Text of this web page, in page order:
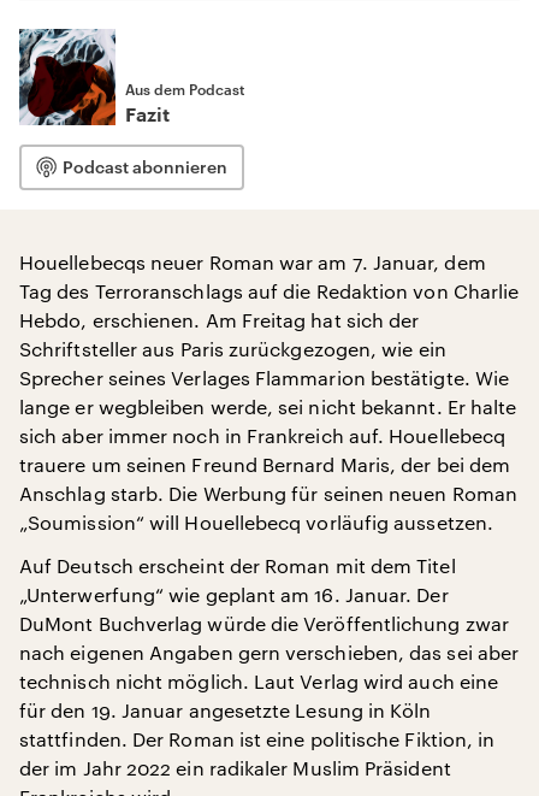
Aus dem Podcast
Fazit
Podcast abonnieren
Houellebecqs neuer Roman war am 7. Januar, dem
Tag des Terroranschlags auf die Redaktion von Charlie
Hebdo, erschienen. Am Freitag hat sich der
Schriftsteller aus Paris zurückgezogen, wie ein
Sprecher seines Verlages Flammarion bestätigte. Wie
lange er wegbleiben werde, sei nicht bekannt. Er halte
sich aber immer noch in Frankreich auf. Houellebecq
trauere um seinen Freund Bernard Maris, der bei dem
Anschlag starb. Die Werbung für seinen neuen Roman
„Soumission“ will Houellebecq vorläufig aussetzen.
Auf Deutsch erscheint der Roman mit dem Titel
„Unterwerfung“ wie geplant am 16. Januar. Der
DuMont Buchverlag würde die Veröffentlichung zwar
nach eigenen Angaben gern verschieben, das sei aber
technisch nicht möglich. Laut Verlag wird auch eine
für den 19. Januar angesetzte Lesung in Köln
stattfinden. Der Roman ist eine politische Fiktion, in
der im Jahr 2022 ein radikaler Muslim Präsident